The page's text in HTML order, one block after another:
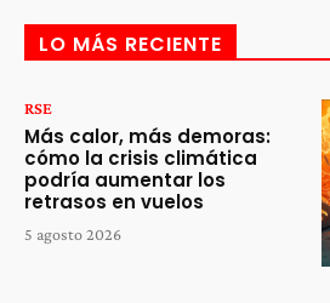
LO MÁS RECIENTE
RSE
Más calor, más demoras:
cómo la crisis climática
podría aumentar los
retrasos en vuelos
5 agosto 2026